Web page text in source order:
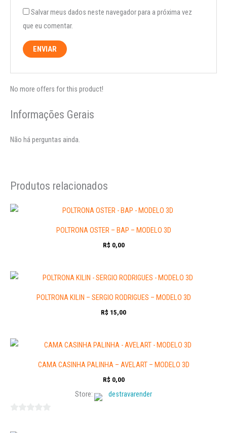
Salvar meus dados neste navegador para a próxima vez
que eu comentar.
No more offers for this product!
Informações Gerais
Não há perguntas ainda.
Produtos relacionados
POLTRONA OSTER – BAP – MODELO 3D
R$ 0,00
POLTRONA KILIN – SERGIO RODRIGUES – MODELO 3D
R$ 15,00
CAMA CASINHA PALINHA – AVELART – MODELO 3D
R$ 0,00
Store: destravarender